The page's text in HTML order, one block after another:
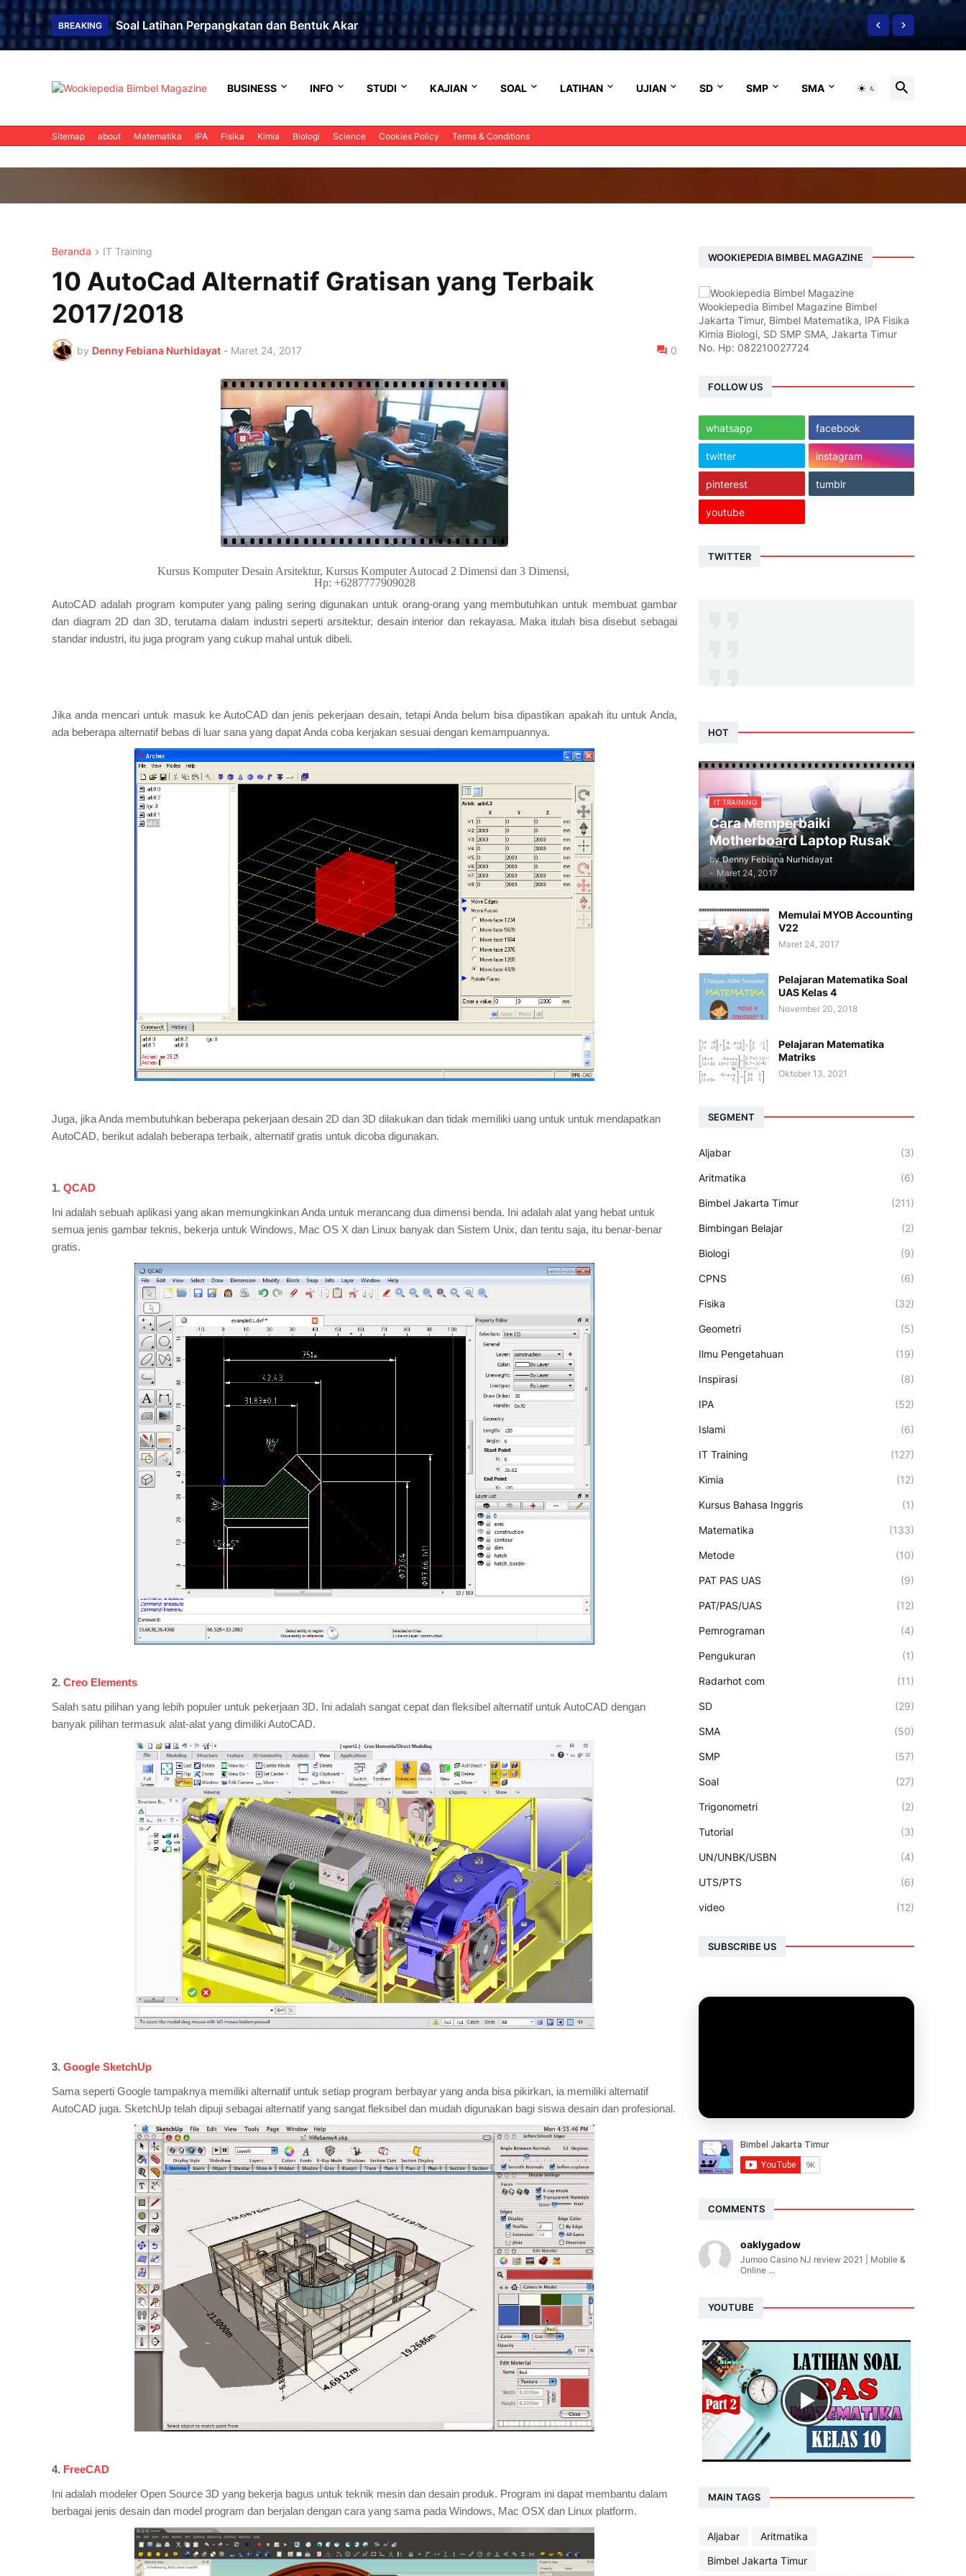
BREAKING Soal Latihan Perpangkatan dan Bentuk Akar
BUSINESS INFO STUDI KAJIAN SOAL LATIHAN UJIAN SD SMP SMA
Sitemap about Matematika IPA Fisika Kimia Biologi Science Cookies Policy Terms & Conditions
Beranda IT Training
10 AutoCad Alternatif Gratisan yang Terbaik
2017/2018
by Denny Febiana Nurhidayat - Maret 24, 2017 0
Kursus Komputer Desain Arsitektur, Kursus Komputer Autocad 2 Dimensi dan 3 Dimensi,
Hp: +6287777909028
AutoCAD adalah program komputer yang paling sering digunakan untuk orang-orang yang membutuhkan untuk membuat gambar
dan diagram 2D dan 3D, terutama dalam industri seperti arsitektur, desain interior dan rekayasa. Maka itulah bisa disebut sebagai
standar industri, itu juga program yang cukup mahal untuk dibeli.
Jika anda mencari untuk masuk ke AutoCAD dan jenis pekerjaan desain, tetapi Anda belum bisa dipastikan apakah itu untuk Anda,
ada beberapa alternatif bebas di luar sana yang dapat Anda coba kerjakan sesuai dengan kemampuannya.
Juga, jika Anda membutuhkan beberapa pekerjaan desain 2D dan 3D dilakukan dan tidak memiliki uang untuk untuk mendapatkan
AutoCAD, berikut adalah beberapa terbaik, alternatif gratis untuk dicoba digunakan.
1. QCAD
Ini adalah sebuah aplikasi yang akan memungkinkan Anda untuk merancang dua dimensi benda. Ini adalah alat yang hebat untuk
semua jenis gambar teknis, bekerja untuk Windows, Mac OS X dan Linux banyak dan Sistem Unix, dan tentu saja, itu benar-benar
gratis.
2. Creo Elements
Salah satu pilihan yang lebih populer untuk pekerjaan 3D. Ini adalah sangat cepat dan fleksibel alternatif untuk AutoCAD dengan
banyak pilihan termasuk alat-alat yang dimiliki AutoCAD.
3. Google SketchUp
Sama seperti Google tampaknya memiliki alternatif untuk setiap program berbayar yang anda bisa pikirkan, ia memiliki alternatif
AutoCAD juga. SketchUp telah dipuji sebagai alternatif yang sangat fleksibel dan mudah digunakan bagi siswa desain dan profesional.
4. FreeCAD
Ini adalah modeler Open Source 3D yang bekerja bagus untuk teknik mesin dan desain produk. Program ini dapat membantu dalam
berbagai jenis desain dan model program dan berjalan dengan cara yang sama pada Windows, Mac OSX dan Linux platform.
WOOKIEPEDIA BIMBEL MAGAZINE
Wookiepedia Bimbel Magazine Bimbel
Jakarta Timur, Bimbel Matematika, IPA Fisika
Kimia Biologi, SD SMP SMA, Jakarta Timur
No. Hp: 082210027724
FOLLOW US
whatsapp facebook
twitter instagram
pinterest tumblr
youtube
TWITTER
HOT
IT TRAINING
Cara Memperbaiki
Motherboard Laptop Rusak
by Denny Febiana Nurhidayat
- Maret 24, 2017
Memulai MYOB Accounting
V22
Maret 24, 2017
Pelajaran Matematika Soal
UAS Kelas 4
November 20, 2018
Pelajaran Matematika
Matriks
Oktober 13, 2021
SEGMENT
Aljabar (3)
Aritmatika (6)
Bimbel Jakarta Timur (211)
Bimbingan Belajar (2)
Biologi (9)
CPNS (6)
Fisika (32)
Geometri (5)
Ilmu Pengetahuan (19)
Inspirasi (8)
IPA (52)
Islami (6)
IT Training (127)
Kimia (12)
Kursus Bahasa Inggris (1)
Matematika (133)
Metode (10)
PAT PAS UAS (9)
PAT/PAS/UAS (12)
Pemrograman (4)
Pengukuran (1)
Radarhot com (11)
SD (29)
SMA (50)
SMP (57)
Soal (27)
Trigonometri (2)
Tutorial (3)
UN/UNBK/USBN (4)
UTS/PTS (6)
video (12)
SUBSCRIBE US
COMMENTS
oaklygadow
Jumoo Casino NJ review 2021 | Mobile &
Online ...
YOUTUBE
MAIN TAGS
Aljabar
Aritmatika
Bimbel Jakarta Timur